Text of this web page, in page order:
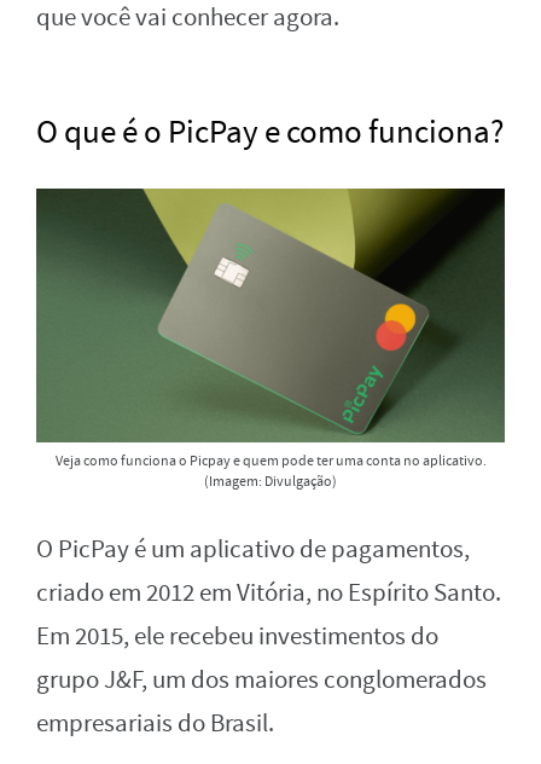
que você vai conhecer agora.
O que é o PicPay e como funciona?
Veja como funciona o Picpay e quem pode ter uma conta no aplicativo.
(Imagem: Divulgação)
O PicPay é um aplicativo de pagamentos,
criado em 2012 em Vitória, no Espírito Santo.
Em 2015, ele recebeu investimentos do
grupo J&F, um dos maiores conglomerados
empresariais do Brasil.